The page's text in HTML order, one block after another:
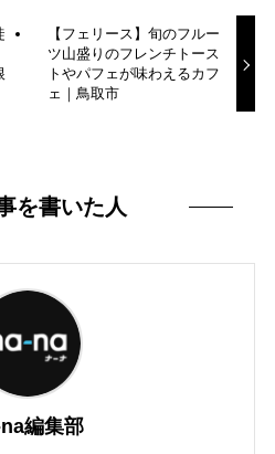
【フェリース】旬のフルー
ツ山盛りのフレンチトース
トやパフェが味わえるカフ
ェ｜鳥取市
を書いた人
編集部